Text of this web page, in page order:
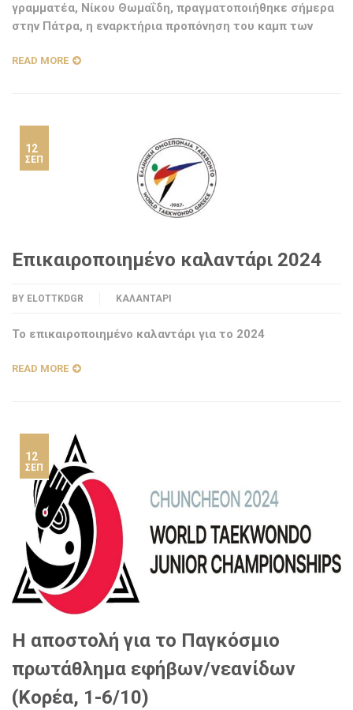
γραμματέα, Νίκου Θωμαΐδη, πραγματοποιήθηκε σήμερα
στην Πάτρα, η εναρκτήρια προπόνηση του καμπ των
READ MORE
12
ΣΕΠ
Επικαιροποιημένο καλαντάρι 2024
BY ELOTTKDGR ΚΑΛΑΝΤΆΡΙ
Το επικαιροποιημένο καλαντάρι για το 2024
READ MORE
12
ΣΕΠ
H αποστολή για το Παγκόσμιο
πρωτάθλημα εφήβων/νεανίδων
(Κορέα, 1-6/10)